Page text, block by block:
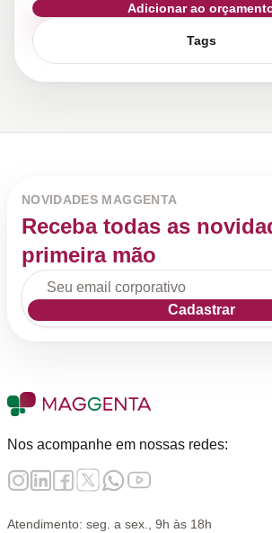
Adicionar ao
Tags
NOVIDADES MAGGENTA
Receba todas as
primeira mão
Cadastrar
Nos acompanhe em nossas redes:
Atendimento: seg. a sex., 9h às 18h